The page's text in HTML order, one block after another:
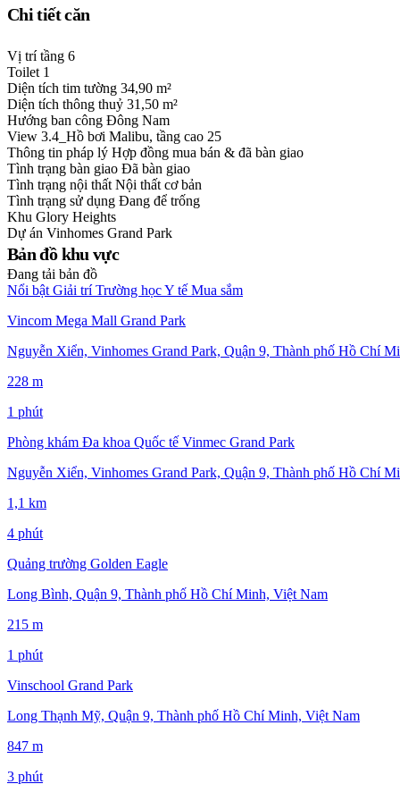
Chi tiết căn
Vị trí tầng 6
Toilet 1
Diện tích tim tường 34,90 m²
Diện tích thông thuỷ 31,50 m²
Hướng ban công Đông Nam
View 3.4_Hồ bơi Malibu, tầng cao 25
Thông tin pháp lý Hợp đồng mua bán & đã bàn giao
Tình trạng bàn giao Đã bàn giao
Tình trạng nội thất Nội thất cơ bản
Tình trạng sử dụng Đang để trống
Khu Glory Heights
Dự án Vinhomes Grand Park
Bản đồ khu vực
Đang tải bản đồ
Nổi bật Giải trí Trường họcY tế Mua sắm
Vincom Mega Mall Grand Park
Nguyễn Xiển, Vinhomes Grand Park, Quận 9, Thành phố Hồ Chí
228 m
1 phút
Phòng khám Đa khoa Quốc tế Vinmec Grand Park
Nguyễn Xiển, Vinhomes Grand Park, Quận 9, Thành phố Hồ Chí
1,1 km
4 phút
Quảng trường Golden Eagle
Long Bình, Quận 9, Thành phố Hồ Chí Minh, Việt Nam
215 m
1 phút
Vinschool Grand Park
Long Thạnh Mỹ, Quận 9, Thành phố Hồ Chí Minh, Việt Nam
847 m
3 phút